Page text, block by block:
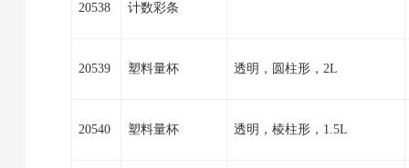
20538 计数彩条
20539 塑料量杯 透明，圆柱形，2L
20540 塑料量杯 透明，棱柱形，1.5L